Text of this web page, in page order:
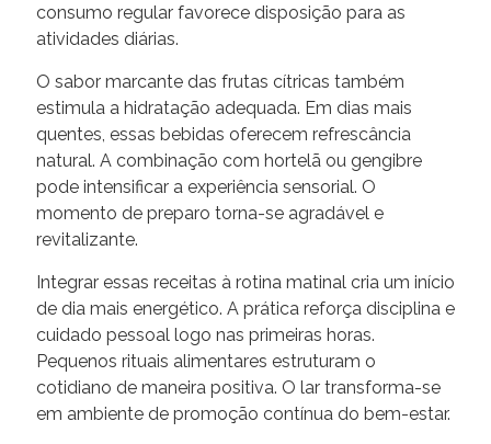
consumo regular favorece disposição para as
atividades diárias.
O sabor marcante das frutas cítricas também
estimula a hidratação adequada. Em dias mais
quentes, essas bebidas oferecem refrescância
natural. A combinação com hortelã ou gengibre
pode intensificar a experiência sensorial. O
momento de preparo torna-se agradável e
revitalizante.
Integrar essas receitas à rotina matinal cria um início
de dia mais energético. A prática reforça disciplina e
cuidado pessoal logo nas primeiras horas.
Pequenos rituais alimentares estruturam o
cotidiano de maneira positiva. O lar transforma-se
em ambiente de promoção contínua do bem-estar.